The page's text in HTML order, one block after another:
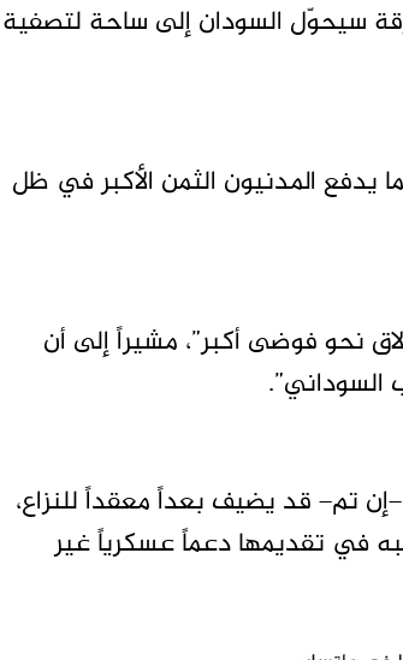
سيحوّل السودان إلى ساحة لتصفية
يدفع المدنيون الثمن الأكبر في ظل
نحو فوضى أكبر”، مشيراً إلى أن
السوداني”.
تم– قد يضيف بعداً معقداً للنزاع،
في تقديمها دعماً عسكرياً غير